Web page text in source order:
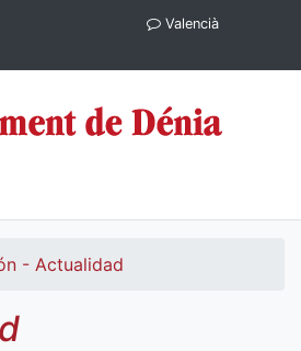
de
Dénia
Valencià
- Actualidad